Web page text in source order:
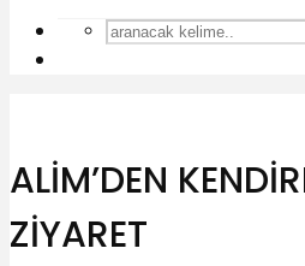
ALİM’DEN
ZİYARET